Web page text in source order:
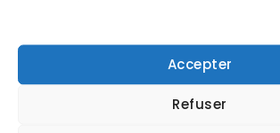
Accepter
Refuser
Voir ici (clic) pourquoi j’ajoute du
Pour réaliser vos copeaux de